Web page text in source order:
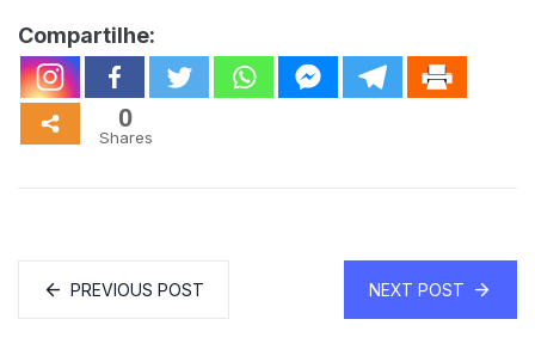
Compartilhe:
0
Shares
PREVIOUS POST NEXT POST